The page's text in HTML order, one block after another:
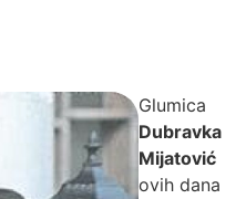
Glumica
Dubravka
Mijatović
ovih dana